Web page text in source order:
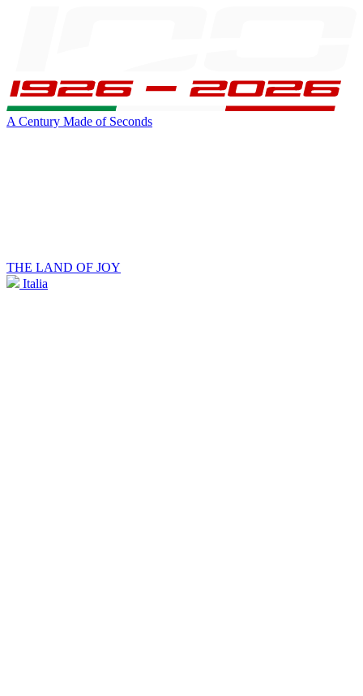
A Century Made of Seconds
THE LAND OF JOY
Italia